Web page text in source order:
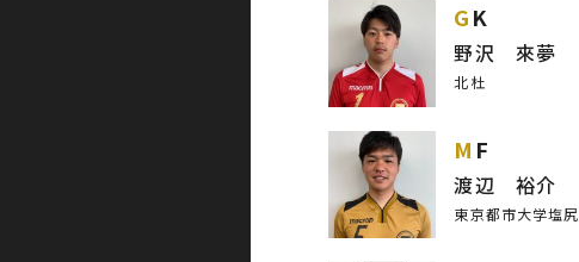
GK
野沢 來夢
北杜
MF
渡辺 裕介
東京都市大学塩尻